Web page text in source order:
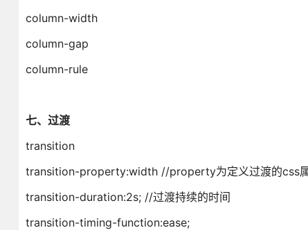
column-width
column-gap
column-rule
七、过渡
transition
transition-property:width //property为定义过渡的css
transition-duration:2s; //过渡持续的时间
transition-timing-function:ease;